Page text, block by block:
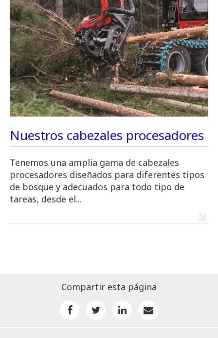
Nuestros cabezales procesadores
Tenemos una amplia gama de cabezales
procesadores diseñados para diferentes tipos
de bosque y adecuados para todo tipo de
tareas, desde el...
Compartir esta página